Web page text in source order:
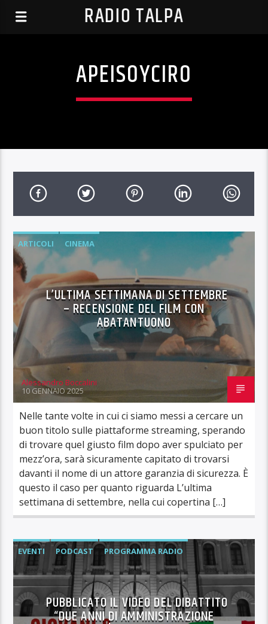
RADIO TALPA
APEISOYCIRO
ARTICOLI CINEMA
L’ULTIMA SETTIMANA DI SETTEMBRE
– RECENSIONE DEL FILM CON
ABATANTUONO
Alessandro Boccalini
10 GENNAIO 2025
Nelle tante volte in cui ci siamo messi a cercare un
buon titolo sulle piattaforme streaming, sperando
di trovare quel giusto film dopo aver spulciato per
mezz’ora, sarà sicuramente capitato di trovarsi
davanti il nome di un attore garanzia di sicurezza. È
questo il caso per quanto riguarda L’ultima
settimana di settembre, nella cui copertina […]
EVENTI PODCAST
PROGRAMMA RADIO
RADIO
VIDEO
PUBBLICATO IL VIDEO DEL DIBATTITO
“DUE ANNI DI AMMINISTRAZIONE